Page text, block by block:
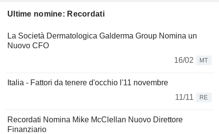
Ultime nomine: Recordati
La Società Dermatologica Galderma Group Nomina un
Nuovo CFO
16/02
MT
Italia - Fattori da tenere d'occhio l'11 novembre
11/11
RE
Recordati Nomina Mike McClellan Nuovo Direttore
Finanziario